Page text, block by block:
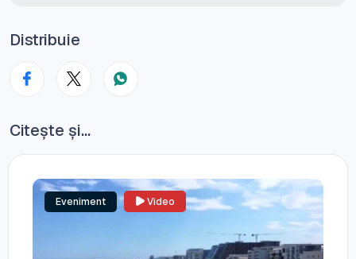
Distribuie
Citește și...
Eveniment Video